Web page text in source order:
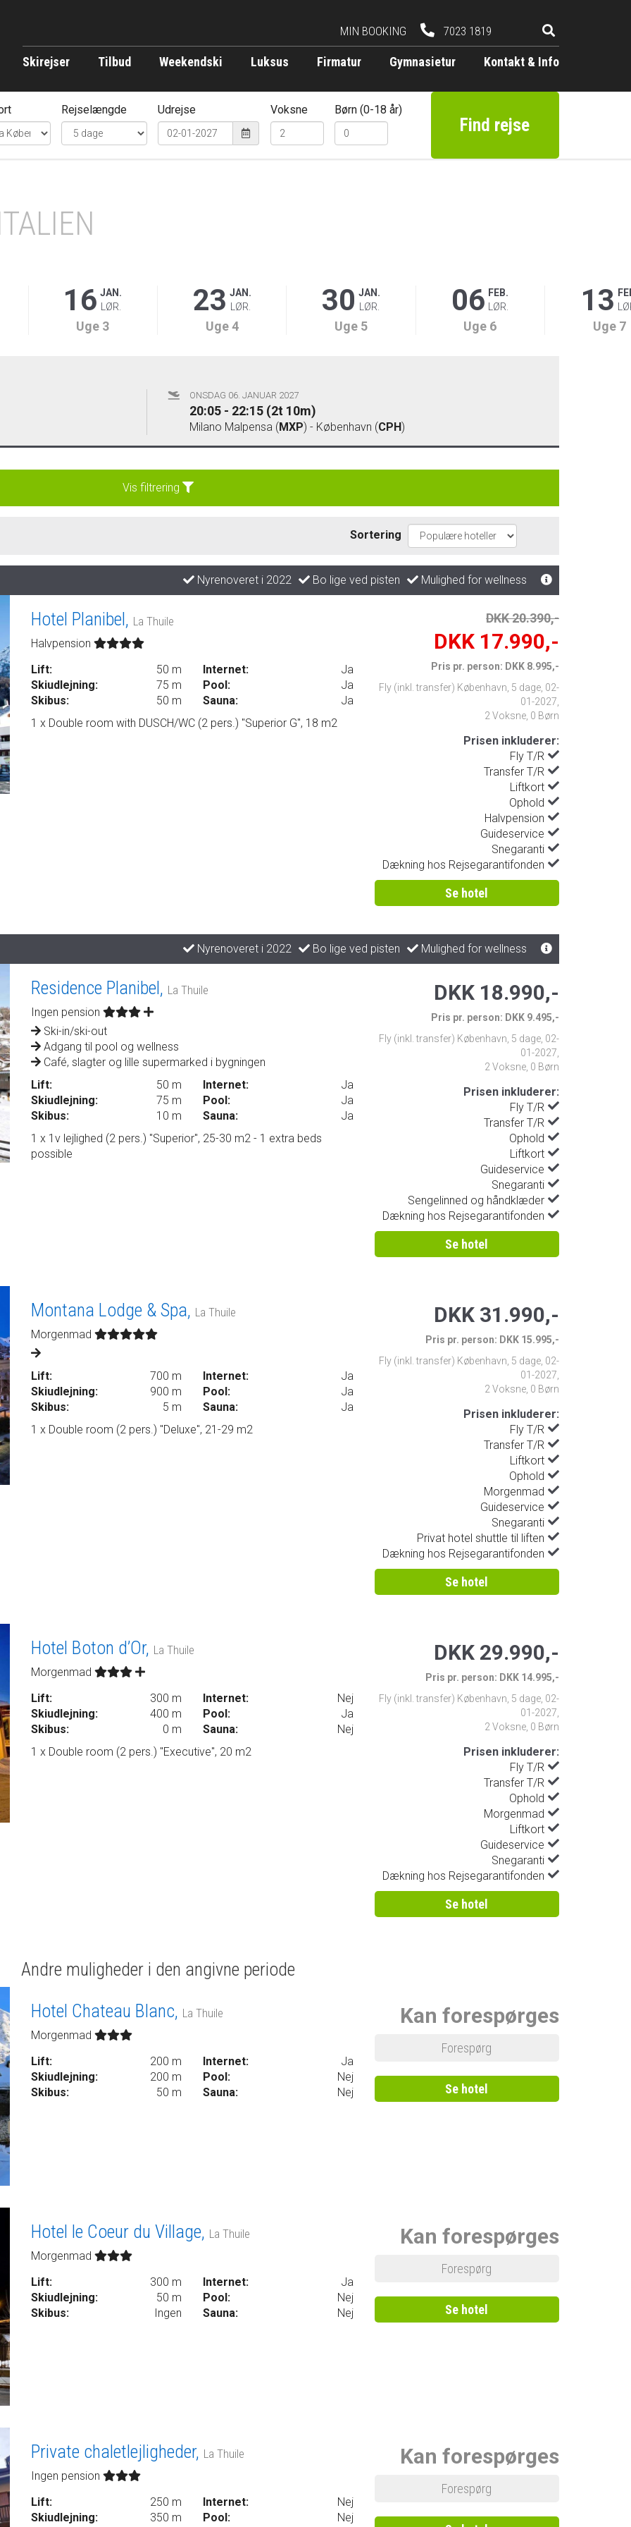
Skirejser Tilbud Weekendski Luksus Firmatur Gymnasietur Kontakt & Info
MIN BOOKING 7023 1819
Find rejse
Rejselængde Udrejse Voksne Børn (0-18 år)
16 JAN.
LØR.
Uge 3
23 JAN.
LØR.
Uge 4
30 JAN.
LØR.
Uge 5
06 FEB.
LØR.
Uge 6
13
Uge 7
ONSDAG 06. JANUAR 2027
20:05 - 22:15 (2t 10m)
Milano Malpensa (MXP) - København (CPH)
Vis filtrering
Sortering
Nyrenoveret i 2022 Bo lige ved pisten Mulighed for wellness
Hotel Planibel, La Thuile
Halvpension
Lift:
50 m
Skiudlejning:
75 m
Skibus:
50 m
Internet:
Ja
Pool:
Ja
Sauna:
Ja
1 x Double room with DUSCH/WC (2 pers.) "Superior G", 18 m2
DKK 20.390,-
DKK 17.990,-
Pris pr. person: DKK 8.995,-
Fly (inkl. transfer) København 5 dage 02-
01-2027
2 Voksne, 0 Børn
Prisen inkluderer:
Fly T/R
Transfer T/R
Liftkort
Ophold
Halvpension
Guideservice
Snegaranti
Dækning hos Rejsegarantifonden
Se hotel
Nyrenoveret i 2022 Bo lige ved pisten Mulighed for wellness
Residence Planibel, La Thuile
Ingen pension
Ski-in/ski-out
Adgang til pool og wellness
Café, slagter og lille supermarked i bygningen
Lift:
50 m
Skiudlejning:
75 m
Skibus:
10 m
Internet:
Ja
Pool:
Ja
Sauna:
Ja
1 x 1v lejlighed (2 pers.) "Superior", 25-30 m2 - 1 extra beds
possible
DKK 18.990,-
Pris pr. person: DKK 9.495,-
Fly (inkl. transfer) København 5 dage 02-
01-2027
2 Voksne, 0 Børn
Prisen inkluderer:
Fly T/R
Transfer T/R
Ophold
Liftkort
Guideservice
Snegaranti
Sengelinned og håndklæder
Dækning hos Rejsegarantifonden
Se hotel
Montana Lodge & Spa, La Thuile
Morgenmad
Lift:
700 m
Skiudlejning:
900 m
Skibus:
5 m
Internet:
Ja
Pool:
Ja
Sauna:
Ja
1 x Double room (2 pers.) "Deluxe", 21-29 m2
DKK 31.990,-
Pris pr. person: DKK 15.995,-
Fly (inkl. transfer) København 5 dage 02-
01-2027
2 Voksne, 0 Børn
Prisen inkluderer:
Fly T/R
Transfer T/R
Liftkort
Ophold
Morgenmad
Guideservice
Snegaranti
Privat hotel shuttle til liften
Dækning hos Rejsegarantifonden
Se hotel
Hotel Boton d’Or, La Thuile
Morgenmad
Lift:
300 m
Skiudlejning:
400 m
Skibus:
0 m
Internet:
Nej
Pool:
Ja
Sauna:
Nej
1 x Double room (2 pers.) "Executive", 20 m2
DKK 29.990,-
Pris pr. person: DKK 14.995,-
Fly (inkl. transfer) København 5 dage 02-
01-2027
2 Voksne, 0 Børn
Prisen inkluderer:
Fly T/R
Transfer T/R
Ophold
Morgenmad
Liftkort
Guideservice
Snegaranti
Dækning hos Rejsegarantifonden
Se hotel
Andre muligheder i den angivne periode
Hotel Chateau Blanc, La Thuile
Morgenmad
Lift:
200 m
Skiudlejning:
200 m
Skibus:
50 m
Internet:
Ja
Pool:
Nej
Sauna:
Nej
Kan forespørges
Forespørg
Se hotel
Hotel le Coeur du Village, La Thuile
Morgenmad
Lift:
300 m
Skiudlejning:
50 m
Skibus:
Ingen
Internet:
Ja
Pool:
Nej
Sauna:
Nej
Kan forespørges
Forespørg
Se hotel
Private chaletlejligheder, La Thuile
Ingen pension
Lift:
250 m
Skiudlejning:
350 m
Internet:
Nej
Pool:
Nej
Kan forespørges
Forespørg